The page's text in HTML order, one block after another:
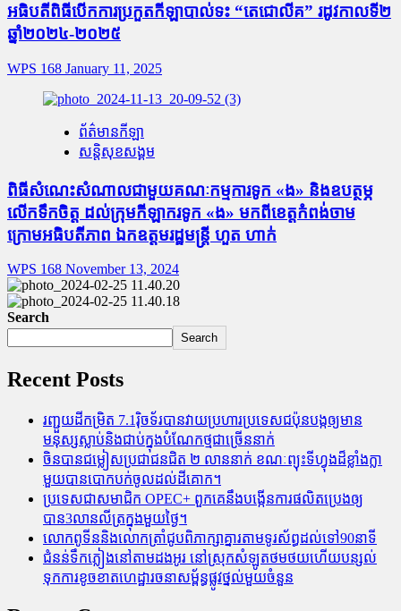
អធិបតីពិធីបើកការប្រកួតកីឡាបាល់ទះ “តេជោលីគ” រដូវកាលទី២
ឆ្នាំ២០២៤-២០២៥
WPS 168 January 11, 2025
ព័ត៌មានកីឡា
សន្តិសុខសង្គម
ពិធីសំណេះសំណាលជាមួយគណៈកម្មការទូក «ង» និងឧបត្ថម្ភ
លើកទឹកចិត្ត ដល់ក្រុមកីឡាករទូក «ង» មកពីខេត្តកំពង់ចាម
ក្រោមអធិបតីភាព ឯកឧត្តមរដ្ឋមន្ត្រី ហួត ហាក់
WPS 168 November 13, 2024
Search
Search
Recent Posts
រញ្ជួយដីកម្រិត​ 7.1រ៉ិចទ័របានវាយប្រហារប្រទេសជប៉ុនបង្កឲ្យមាន
មនុស្សស្លាប់​និង​ជាប់ក្នុងបំណែកថ្មជាច្រើននាក់
ចិនបានជម្លៀសប្រជាជនជិត ២ លាននាក់ ខណៈព្យុះទីហ្វុងដ៏ខ្លាំងក្លា
មួយបានបោកបក់ចូលដល់ដីគោក។
ប្រទេសជាសមាជិក OPEC+​ ពួកគេនឹងបង្កើនការផលិតប្រេងឲ្យ
បាន3លានលីត្រក្នុងមួយថ្ងៃ។
លោកពូទីននិងលោកត្រាំជូបពិភាក្សាគ្នារតាមទូរស័ព្ធដល់ទៅ90នាទី
ជំនន់​ទឹកភ្លៀង​នៅ​តាម​ដងអូរ​ នៅ​ស្រុក​សំឡូត​ថមថយ​ហើយ​បន្សល់​
ទុក​ការ​ខូចខាត​ហេដ្ឋារចនាសម្ព័ន្ធ​ផ្លូវថ្នល់​មួយ​ចំនួន